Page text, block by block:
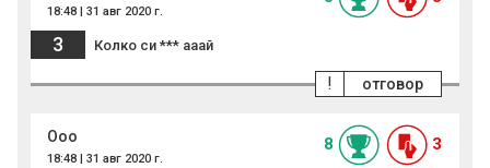
18:48 | 31 авг 2020 г.
3 Колко си *** ааай
отговор
!
Ооо
18:48 | 31 авг 2020 г.
8 3